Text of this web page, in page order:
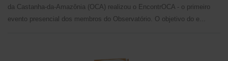
da Castanha-da-Amazônia (OCA) realizou o EncontrOCA - o primeiro
evento presencial dos membros do Observatório. O objetivo do e...